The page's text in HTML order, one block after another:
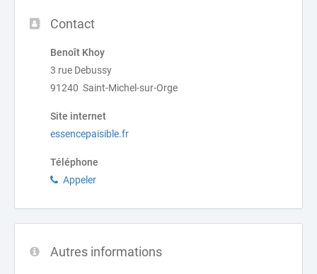
Contact
Benoît Khoy
3 rue Debussy
91240 Saint-Michel-sur-Orge
Site internet
essencepaisible.fr
Téléphone
Appeler
Autres informations